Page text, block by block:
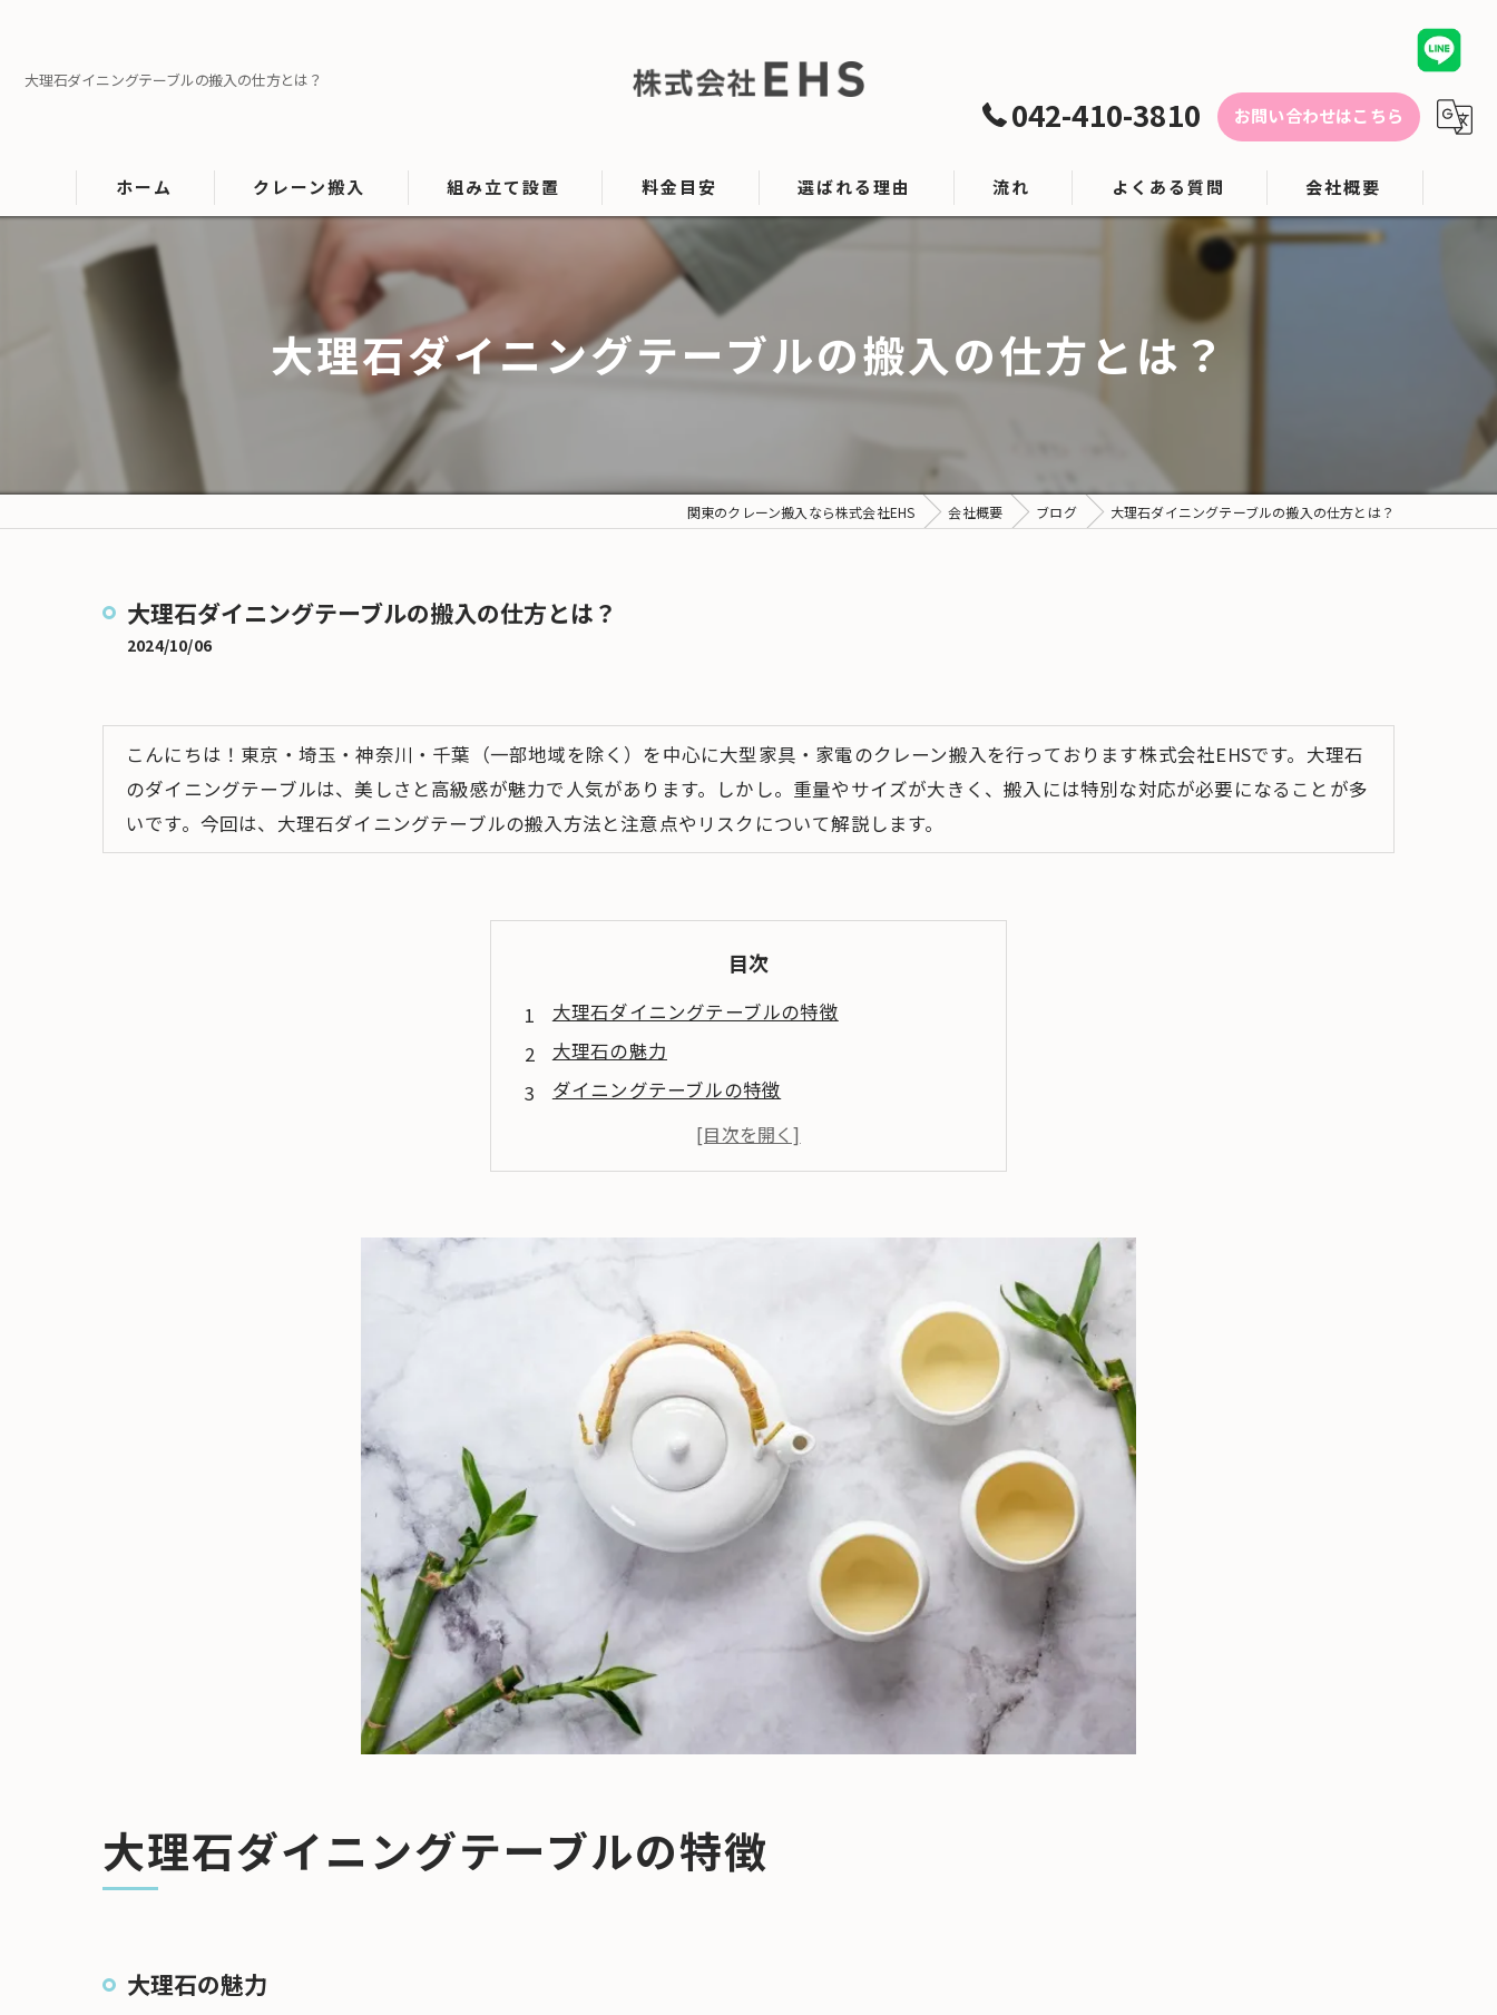
大理石ダイニングテーブルの搬入の仕方とは？
042-410-3810 お問い合わせはこちら
ホーム クレーン搬入
マットレス搬入
ソファの搬入
ドラム式洗濯機の搬入
マッサージチェアの搬入
組み立て設置
大型家電設置
料金目安 選ばれる理由 流れ よくある質問 会社概要
大理石ダイニングテーブルの搬入の仕方とは？
関東のクレーン搬入なら株式会社EHS 会社概要 ブログ 大理石ダイニングテーブルの搬入の仕方とは？
大理石ダイニングテーブルの搬入の仕方とは？
2024/10/06
こんにちは！東京・埼玉・神奈川・千葉（一部地域を除く）を中心に大型家具・家電のクレーン搬入を行っております株式会社EHSです。大理石
のダイニングテーブルは、美しさと高級感が魅力で人気があります。しかし。重量やサイズが大きく、搬入には特別な対応が必要になることが多
いです。今回は、大理石ダイニングテーブルの搬入方法と注意点やリスクについて解説します。
目次
大理石ダイニングテーブルの特徴
大理石の魅力
ダイニングテーブルの特徴
業者からの視点でみた大理石ダイニングテーブル
大理石ダイニングテーブルの搬入方法
通常の家具搬入との違い
大理石ダイニングテーブルの搬入リスク
搬入時の破損リスク
業者の選定によるリスク管理
まとめ
大理石ダイニングテーブルの特徴
大理石の魅力